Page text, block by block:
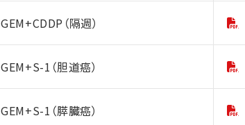
GEM+CDDP（隔週）
GEM+S-1（胆道癌）
GEM+S-1（膵臓癌）